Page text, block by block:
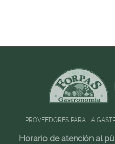
PROVEEDORES PARA LA
Horario de atención al